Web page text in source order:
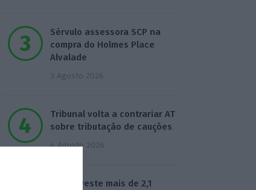
Sérvulo assessora SCP na
compra do Holmes Place
Alvalade
3 Agosto 2026
Tribunal volta a contrariar AT
sobre tributação de cauções
4 Agosto 2026
Beja investe mais de 2,1